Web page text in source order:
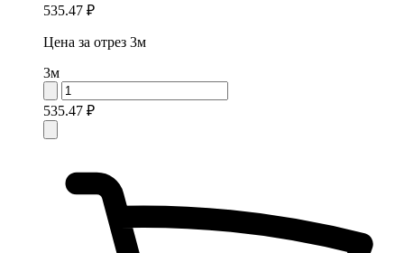
535.47 ₽
Цена за отрез 3м
3м
535.47 ₽